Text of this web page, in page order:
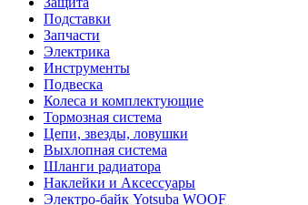
Подставки
Запчасти
Электрика
Инструменты
Подвеска
Колеса и комплектующие
Тормозная система
Цепи, звезды, ловушки
Выхлопная система
Шланги радиатора
Наклейки и Аксессуары
Электро-байк Yotsuba WOOF